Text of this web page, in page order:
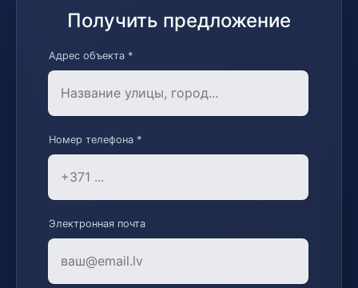
Получить предложение
Адрес объекта *
Номер телефона *
Электронная почта